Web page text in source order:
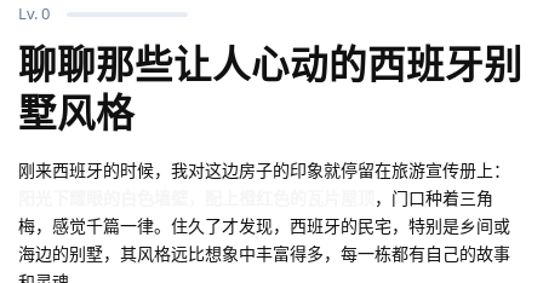
Lv.0
聊聊那些让人心动的西班牙别
墅风格
刚来西班牙的时候，我对这边房子的印象就停留在旅游宣传册上：
，门口种着三角
梅，感觉千篇一律。住久了才发现，西班牙的民宅，特别是乡间或
海边的别墅，其风格远比想象中丰富得多，每一栋都有自己的故事